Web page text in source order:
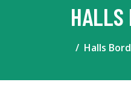
HALLS
Halls